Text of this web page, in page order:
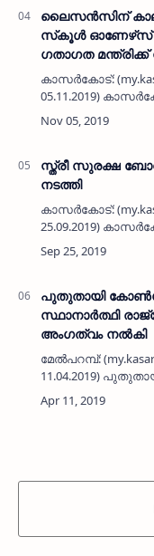
എസ്എസ…
ലൈസന്‍സിന്
സ്‌കൂള്‍ ഓണേഴ്‌സ്
ഗതാഗത
കാസര്‍കോട്:
05.11.2019)
ഓഫിസില്‍നിന്ന്
കാലതാമസം
അസോസിയേഷ…
സ്ത്രീ സുരക്ഷ
നടത്തി
കാസര്‍കോട്:
25.09.2019)
സ്ത്രീസുരക്ഷ
സംഘടിപ്പിച്ചു.
പുതുതായി
സ്ഥാനാര്‍ത്ഥി
അംഗത്വം നല്‍കി
മേല്‍പറമ്പ്:
11.04.2019)
രാജ്‌മോഹന്‍